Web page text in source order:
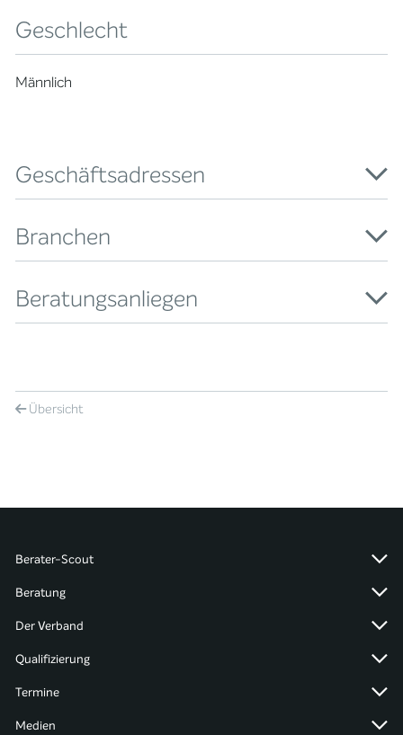
Geschlecht
Männlich
Geschäftsadressen
Branchen
Beratungsanliegen
Übersicht
Berater-Scout
Beratung
Der Verband
Qualifizierung
Termine
Medien